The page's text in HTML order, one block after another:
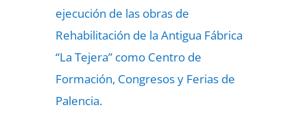
ejecución de las obras de
Rehabilitación de la Antigua Fábrica
“La Tejera” como Centro de
Formación, Congresos y Ferias de
Palencia.